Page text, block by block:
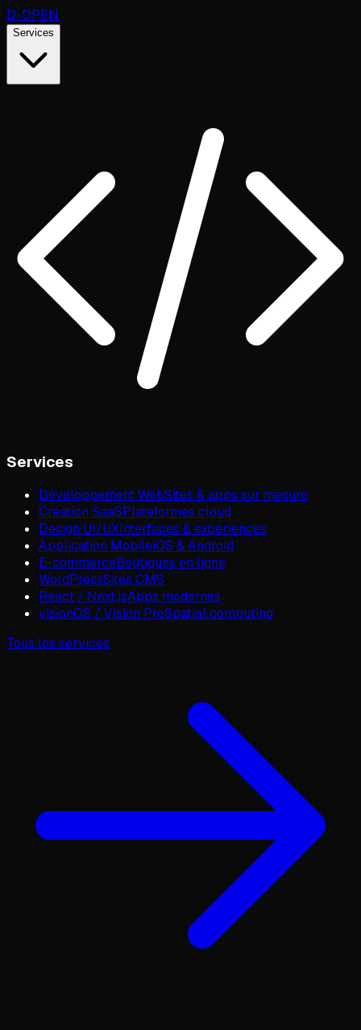
D-OPEN
Services
Services
Développement WebSites & apps sur mesure
Création SaaSPlateformes cloud
Design UI/UXInterfaces & expériences
Application MobileiOS & Android
E-commerceBoutiques en ligne
WordPressSites CMS
React / Next.jsApps modernes
visionOS / Vision ProSpatial computing
Tous les services